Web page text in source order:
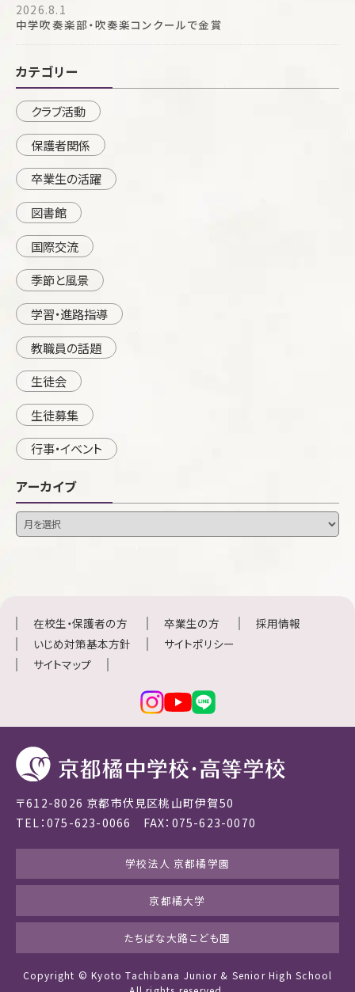
2026.8.1
中学吹奏楽部・吹奏楽コンクールで金賞
カテゴリー
クラブ活動
保護者関係
卒業生の活躍
図書館
国際交流
季節と風景
学習・進路指導
教職員の話題
生徒会
生徒募集
行事・イベント
アーカイブ
在校生・保護者の方 卒業生の方
採用情報
いじめ対策基本方針
サイトポリシー
サイトマップ
〒612-8026 京都市伏見区桃山町伊賀50
TEL：075-623-0066 FAX：075-623-0070
学校法人 京都橘学園
京都橘大学
たちばな大路こども園
Copyright © Kyoto Tachibana Junior & Senior High School